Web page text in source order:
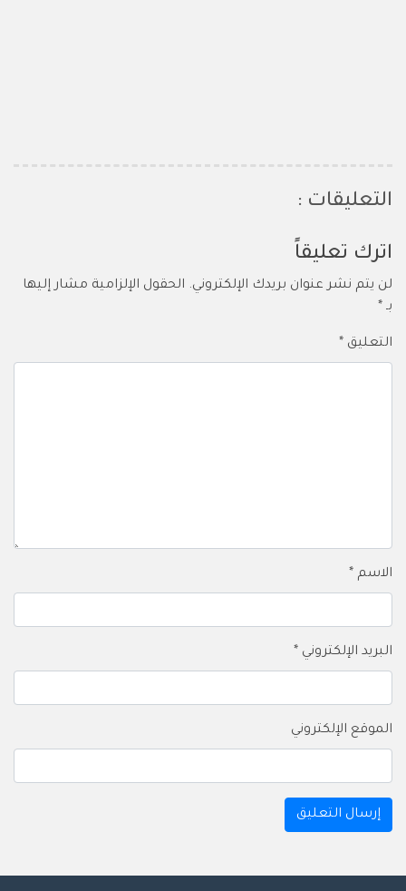
التعليقات :
اترك تعليقاً
لن يتم نشر عنوان بريدك الإلكتروني. الحقول الإلزامية مشار إليها
بـ *
التعليق *
الاسم *
البريد الإلكتروني *
الموقع الإلكتروني